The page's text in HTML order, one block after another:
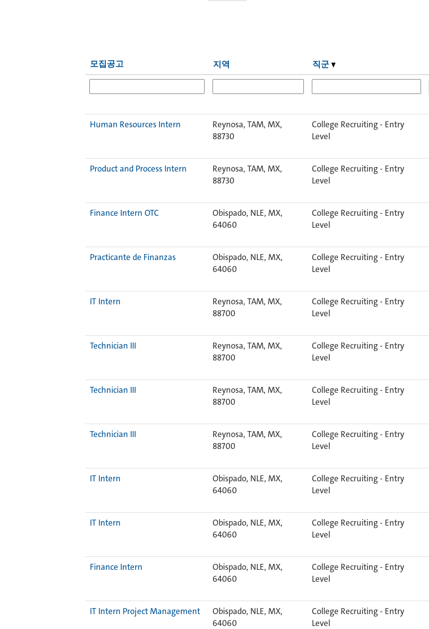
모집공고 지역 직군
Human Resources Intern
Reynosa, TAM, MX,
88730
College Recruiting - Entry
Level
Product and Process Intern
Reynosa, TAM, MX,
88730
College Recruiting - Entry
Level
Finance Intern OTC
Obispado, NLE, MX,
64060
College Recruiting - Entry
Level
Practicante de Finanzas
Obispado, NLE, MX,
64060
College Recruiting - Entry
Level
IT Intern
Reynosa, TAM, MX,
88700
College Recruiting - Entry
Level
Technician III
Reynosa, TAM, MX,
88700
College Recruiting - Entry
Level
Technician III
Reynosa, TAM, MX,
88700
College Recruiting - Entry
Level
Technician III
Reynosa, TAM, MX,
88700
College Recruiting - Entry
Level
IT Intern
Obispado, NLE, MX,
64060
College Recruiting - Entry
Level
IT Intern
Obispado, NLE, MX,
64060
College Recruiting - Entry
Level
Finance Intern
Obispado, NLE, MX,
64060
College Recruiting - Entry
Level
IT Intern Project Management
Obispado, NLE, MX,
64060
College Recruiting - Entry
Level